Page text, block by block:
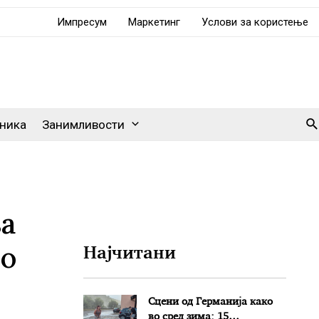
Импресум Маркетинг Услови за користење
Занимливости
Најчитани
Сцени од Германија како
во сред зима: 15